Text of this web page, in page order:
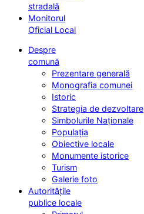
stradală
Monitorul
Oficial Local
Despre
comună
Prezentare generală
Monografia comunei
Istoric
Strategia de dezvoltare
Simbolurile Naționale
Populația
Obiective locale
Monumente istorice
Turism
Galerie foto
Autoritățile
publice locale